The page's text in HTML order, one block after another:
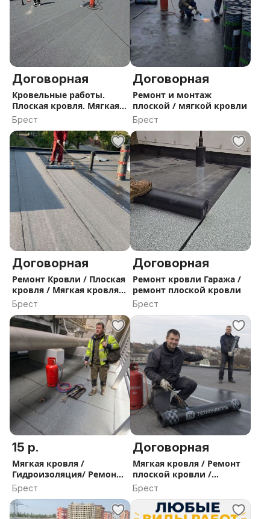
Договорная
Кровельные работы.
Плоская кровля. Мягкая
кровля. Ремонт плоской
кровли.
Брест
Договорная
Ремонт и монтаж
плоской / мягкой кровли
Брест
Договорная
Ремонт Кровли / Плоская
кровля / Мягкая кровля /
Рубероид
Брест
Договорная
Ремонт кровли Гаража /
ремонт плоской кровли
Брест
15 р.
Мягкая кровля /
Гидроизоляция/ Ремонт
кровли зданий любых
масштабов , от гаражей
до ТЦ
Брест
Договорная
Мягкая кровля / Ремонт
плоской кровли /
гидроизоляция кровли
Брест